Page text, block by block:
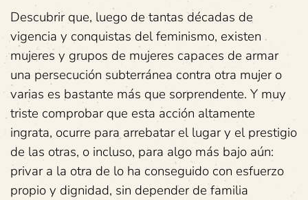
Descubrir que, luego de tantas décadas de
vigencia y conquistas del feminismo, existen
mujeres y grupos de mujeres capaces de armar
una persecución subterránea contra otra mujer o
varias es bastante más que sorprendente. Y muy
triste comprobar que esta acción altamente
ingrata, ocurre para arrebatar el lugar y el prestigio
de las otras, o incluso, para algo más bajo aún:
privar a la otra de lo ha conseguido con esfuerzo
propio y dignidad, sin depender de familia